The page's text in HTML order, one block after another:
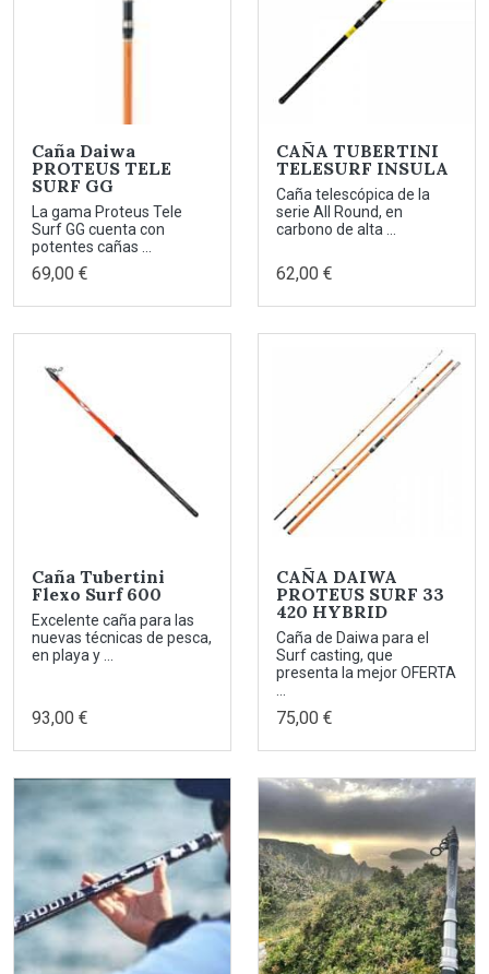
Caña Daiwa
PROTEUS TELE
SURF GG
La gama Proteus Tele
Surf GG cuenta con
potentes cañas ...
69,00 €
CAÑA TUBERTINI
TELESURF INSULA
Caña telescópica de la
serie All Round, en
carbono de alta ...
62,00 €
Caña Tubertini
Flexo Surf 600
Excelente caña para las
nuevas técnicas de pesca,
en playa y ...
93,00 €
CAÑA DAIWA
PROTEUS SURF 33
420 HYBRID
Caña de Daiwa para el
Surf casting, que
presenta la mejor OFERTA
75,00 €